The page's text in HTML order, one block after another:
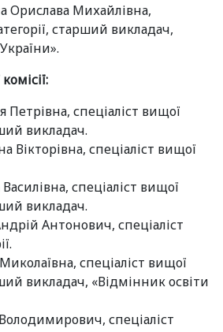
Орислава Михайлівна,
старший викладач,
Петрівна, спеціаліст вищої
викладач.
Вікторівна, спеціаліст вищої
спеціаліст вищої
викладач.
Антонович, спеціаліст
спеціаліст вищої
викладач, «Відмінник освіти
спеціаліст